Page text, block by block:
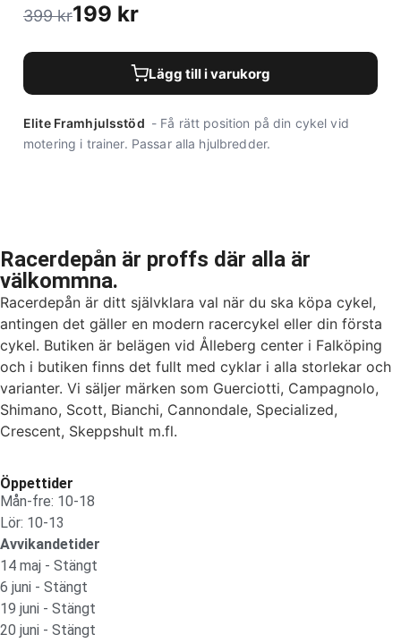
399kr199 kr
Lägg till i varukorg
Elite Framhjulsstöd - Få rätt position på din cykel vid
motering i trainer. Passar alla hjulbredder.
Racerdepån är proffs där alla är
välkommna.
Racerdepån är ditt självklara val när du ska köpa cykel,
antingen det gäller en modern racercykel eller din första
cykel. Butiken är belägen vid Ålleberg center i Falköping
och i butiken finns det fullt med cyklar i alla storlekar och
varianter. Vi säljer märken som Guerciotti, Campagnolo,
Shimano, Scott, Bianchi, Cannondale, Specialized,
Crescent, Skeppshult m.fl.
Öppettider
Mån-fre: 10-18
Lör: 10-13
Avvikandetider
14 maj - Stängt
6 juni - Stängt
19 juni - Stängt
20 juni - Stängt